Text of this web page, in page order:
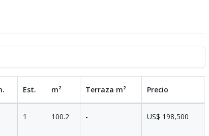
Est. m² Terraza m² Precio
1 100.2 - US$ 198,500